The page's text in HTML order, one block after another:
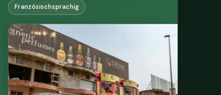
Französischsprachig